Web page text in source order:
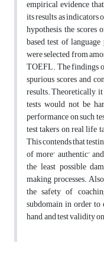
empirical evidence
its results as
hypothesis, the
based test of
were selected from
TOEFL. The findings
spurious scores and
results. Theoretically,
tests would not be
performance on such
test takers on real life
This contends that
of more' authentic'
the least possible
making processes.
the safety of
subdomain in order to
hand, and test validity